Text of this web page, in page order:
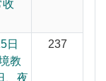
收
日
教
、夜
237